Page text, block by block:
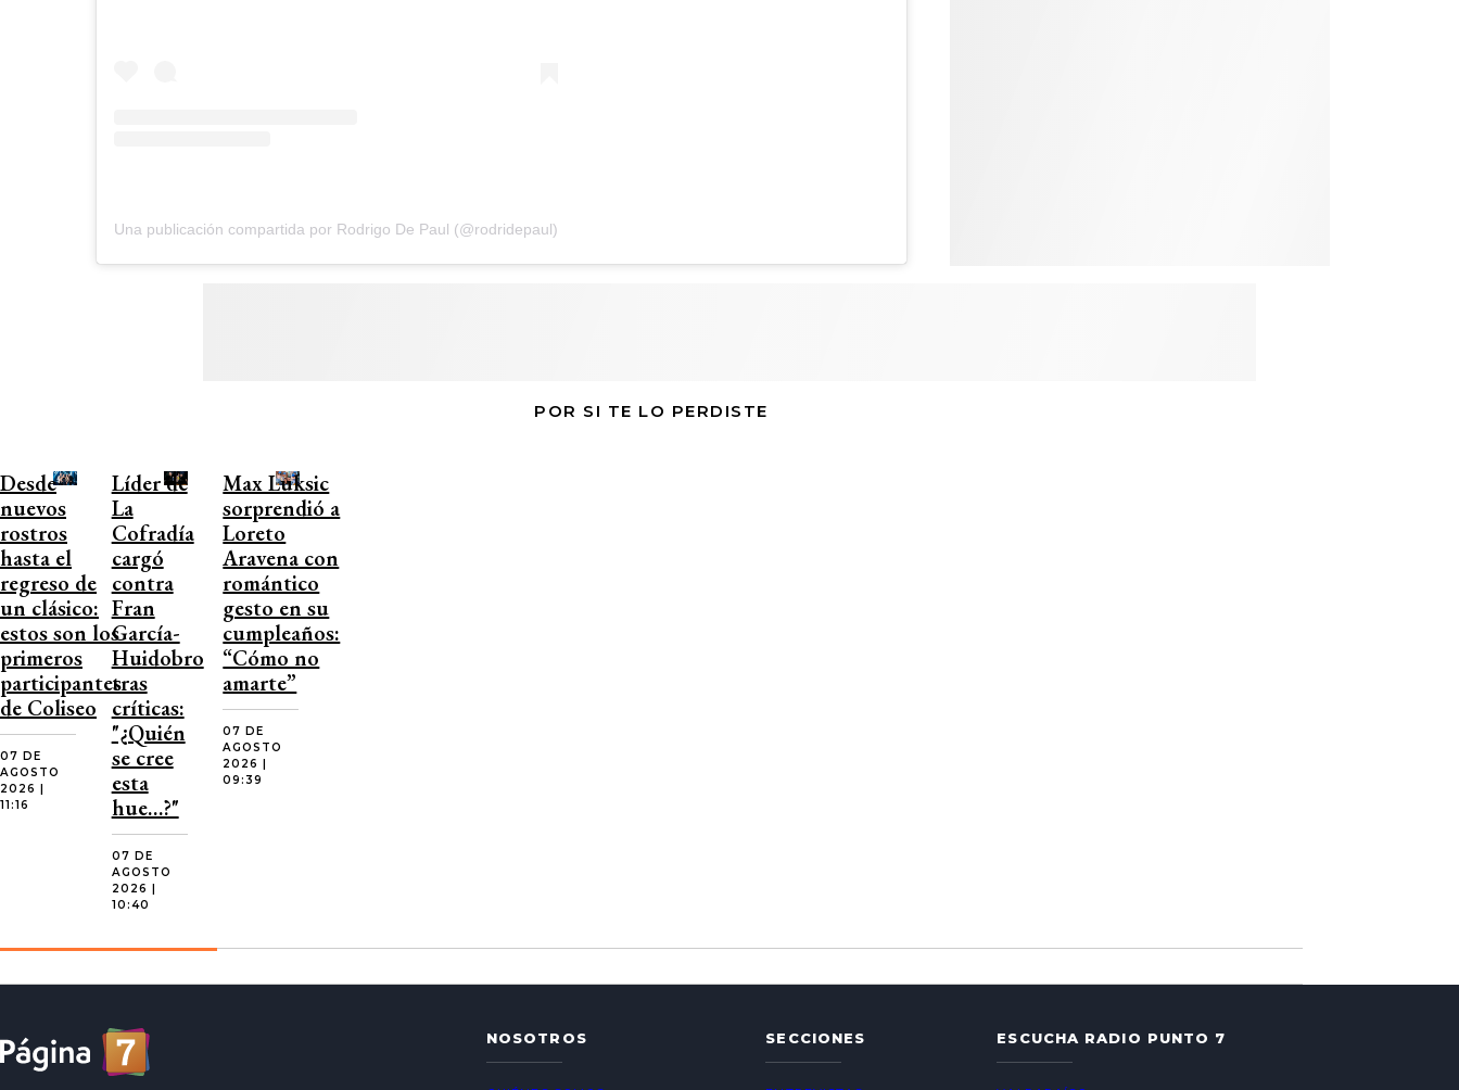
Una publicación compartida por Rodrigo De Paul (@rodridepaul)
POR SI TE LO PERDISTE
Desde
nuevos
rostros
hasta el
regreso de
un clásico:
estos son los
primeros
participantes
de Coliseo
07 DE
AGOSTO
2026 |
11:16
Líder de
La
Cofradía
cargó
contra
Fran
García-
Huidobro
tras
críticas:
"¿Quién
se cree
esta
hue…?"
07 DE
AGOSTO
2026 |
10:40
Max Luksic
sorprendió a
Loreto
Aravena con
romántico
gesto en su
cumpleaños:
“Cómo no
amarte”
07 DE
AGOSTO
2026 |
09:39
NOSOTROS SECCIONES ESCUCHA RADIO PUNTO 7